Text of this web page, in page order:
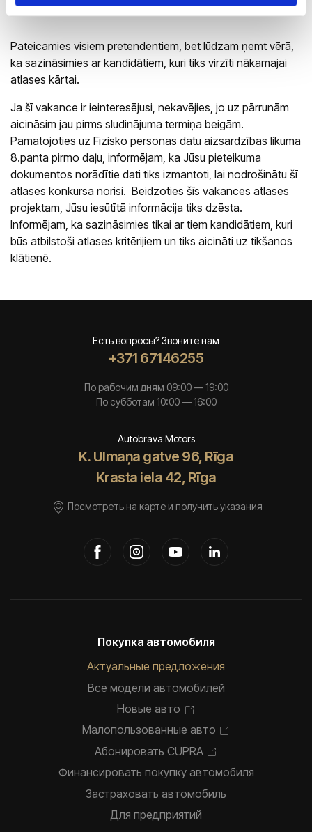
Pateicamies visiem pretendentiem, bet lūdzam ņemt vērā,
ka sazināsimies ar kandidātiem, kuri tiks virzīti nākamajai
atlases kārtai.
Ja šī vakance ir ieinteresējusi, nekavējies, jo uz pārrunām
aicināsim jau pirms sludinājuma termiņa beigām.
Pamatojoties uz Fizisko personas datu aizsardzības likuma
8.panta pirmo daļu, informējam, ka Jūsu pieteikuma
dokumentos norādītie dati tiks izmantoti, lai nodrošinātu šī
atlases konkursa norisi. Beidzoties šīs vakances atlases
projektam, Jūsu iesūtītā informācija tiks dzēsta.
Informējam, ka sazināsimies tikai ar tiem kandidātiem, kuri
būs atbilstoši atlases kritērijiem un tiks aicināti uz tikšanos
klātienē.
Есть вопросы? Звоните нам
+371 67146255
По рабочим дням 09:00 — 19:00
По субботам 10:00 — 16:00
Autobrava Motors
K. Ulmaņa gatve 96, Rīga
Krasta iela 42, Rīga
Посмотреть на карте и получить указания
Покупка автомобиля
Актуальные предложения
Все модели автомобилей
Новые авто
Малопользованные авто
Абонировать CUPRA
Финансировать покупку автомобиля
Застраховать автомобиль
Для предприятий